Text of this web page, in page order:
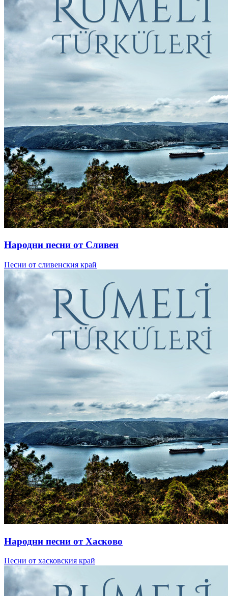
Народни песни от Сливен
Песни от сливенския край
Народни песни от Хасково
Песни от хасковския край